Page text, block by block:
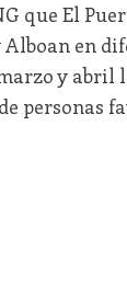
que El
en
y
personas